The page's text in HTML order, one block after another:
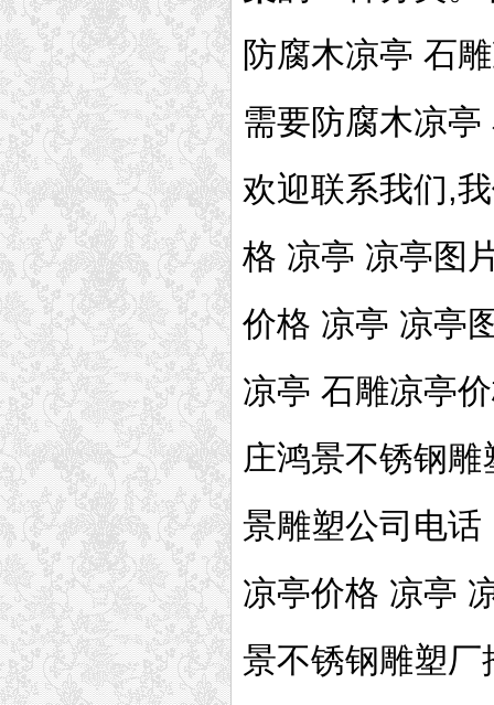
防腐木凉亭 石
需要防腐木凉
欢迎联系我们,
格 凉亭 凉亭图
价格 凉亭 凉亭
凉亭 石雕凉亭
庄鸿景不锈钢
景雕塑公司电
凉亭价格 凉亭
景不锈钢雕塑